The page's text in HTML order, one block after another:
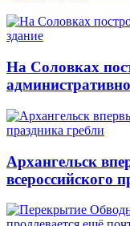
На Соловках
Архангельск
всероссийского